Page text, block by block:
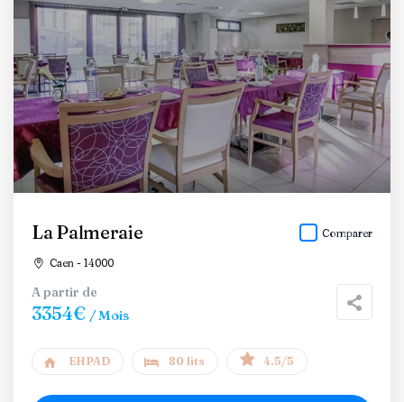
La Palmeraie
Caen - 14000
Comparer
A partir de
3354€ / Mois
EHPAD 80 lits 4.5/5